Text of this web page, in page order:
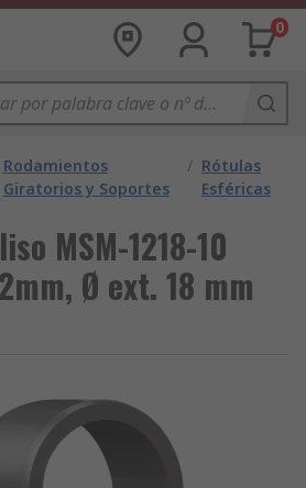
0
Rodamientos
Giratorios y Soportes
/ Rótulas
Esféricas
MSM-1218-10
Ø ext. 18 mm